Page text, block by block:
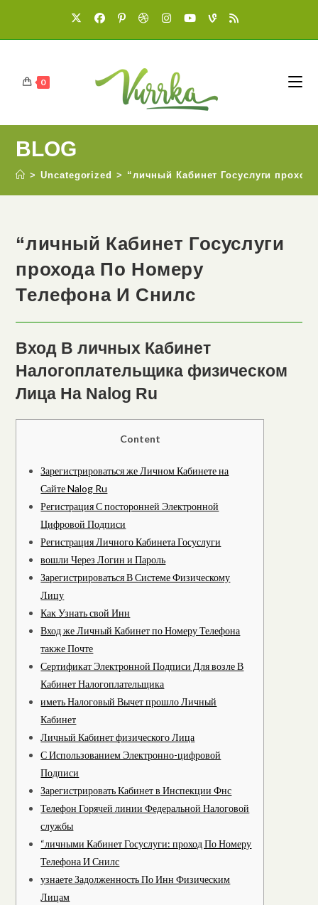
0
BLOG
> Uncategorized > “личный Кабинет Госуслуги
“личный Кабинет Госуслуги
прохода По Номеру
Телефона И Снилс
Вход В личных Кабинет
Налогоплательщика физическом
Лица На Nalog Ru
Content
Зарегистрироваться же Личном Кабинете на
Сайте Nalog Ru
Регистрация С посторонней Электронной
Цифровой Подписи
Регистрация Личного Кабинета Госуслуги
вошли Через Логин и Пароль
Зарегистрироваться В Системе Физическому
Лицу
Как Узнать свой Инн
Вход же Личный Кабинет по Номеру Телефона
также Почте
Сертификат Электронной Подписи Для возле В
Кабинет Налогоплательщика
иметь Налоговый Вычет прошло Личный
Кабинет
Личный Кабинет физического Лица
С Использованием Электронно-цифровой
Подписи
Зарегистрировать Кабинет в Инспекции Фнс
Телефон Горячей линии Федеральной Налоговой
службы
“личными Кабинет Госуслуги: проход По Номеру
Телефона И Снилс
узнаете Задолженность По Инн Физическим
Лицам